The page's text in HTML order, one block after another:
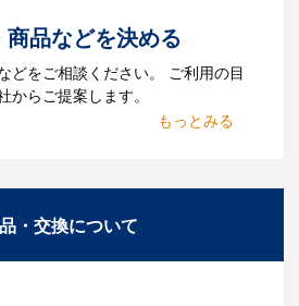
トに掲載され
ナルのノベル
お気軽にご相談く
品などを決める
どをご相談ください。 ご利用の目
からご提案します。
しします。
入稿
・交換について